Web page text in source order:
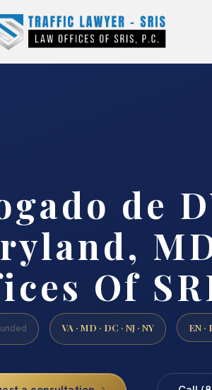
de
Of
VA · MD · DC · NJ · NY EN ·